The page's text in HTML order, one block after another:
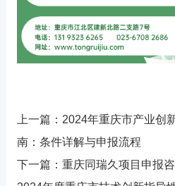
上一篇： 2024年重庆市产业创
南：条件详解与申报流程
下一篇： 重庆同瑞久项目申报